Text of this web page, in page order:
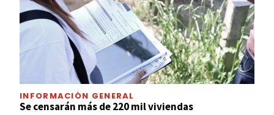
INFORMACIÓN GENERAL
Se censarán más de 220 mil viviendas